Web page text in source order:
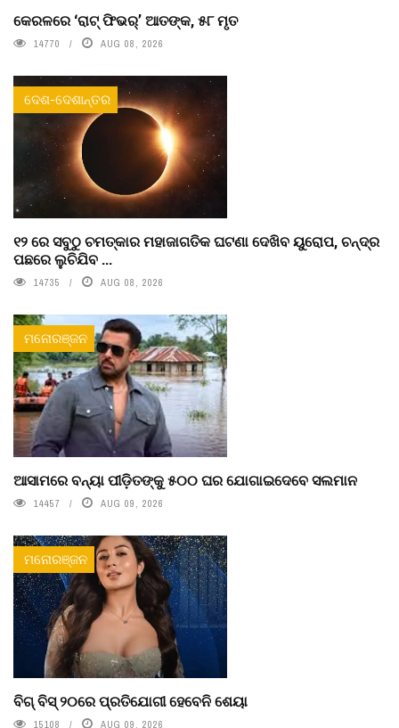
କେରଳରେ ‘ରାଟ୍ ଫିଭର୍’ ଆତଙ୍କ, ୫୮ ମୃତ
14770 AUG 08, 2026
ଦେଶ-ଦେଶାନ୍ତର
୧୨ ରେ ସବୁଠୁ ଚମତ୍କାର ମହାଜାଗତିକ ଘଟଣା ଦେଖିବ ୟୁରୋପ, ଚନ୍ଦ୍ର
ପଛରେ ଲୁଚିଯିବ ...
14735 AUG 08, 2026
ମନୋରଞ୍ଜନ
ଆସାମରେ ବନ୍ୟା ପୀଡ଼ିତଙ୍କୁ ୫୦୦ ଘର ଯୋଗାଇଦେବେ ସଲମାନ
14457 AUG 09, 2026
ମନୋରଞ୍ଜନ
ବିଗ୍ ବିସ୍ ୨୦ରେ ପ୍ରତିଯୋଗୀ ହେବେନି ଶେୟା
15108 AUG 09, 2026